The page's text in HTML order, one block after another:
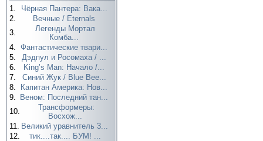
1.
Чёрная Пантера: Вака...
2.
Вечные / Eternals
3.
Легенды Мортал
Комба...
4. Фантастические твари...
5.
Дэдпул и Росомаха / ...
6.
King’s Man: Начало /...
7.
Синий Жук / Blue Bee...
8.
Капитан Америка: Нов...
9.
Веном: Последний тан...
10.
Трансформеры:
Восхож...
11. Великий уравнитель 3...
12.
тик....так.... БУМ! ...